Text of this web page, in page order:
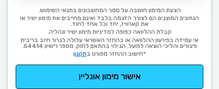
הצעת המימון חושבה על סמך המחשבונים בתנאי השימוש.
הנתונים המוצגים הם לצורך הדגמה בלבד ואינם מחייבים את מימון ישיר או
את קארוויז, יחד וכל אחד לחוד.
קבלת ההלוואה כפופה למדיניות מימון ישיר ונהליה.
אי עמידה בפירעון ההלוואה או בהחזר האשראי עלולה לגרור חיוב בריבית
פיגורים והליכי הוצאה לפועל. הגילוי בהתאם לחוק. מספר רישיון 54414.
*חישוב ההחזר מפורט בתקנון
אישור מימון אונליין